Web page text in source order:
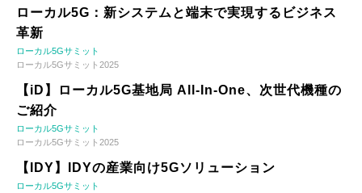
ローカル5G：新システムと端末で実現するビジネス
革新
ローカル5Gサミット
ローカル5Gサミット2025
【iD】ローカル5G基地局 All-In-One、次世代機種の
ご紹介
ローカル5Gサミット
ローカル5Gサミット2025
【IDY】IDYの産業向け5Gソリューション
ローカル5Gサミット